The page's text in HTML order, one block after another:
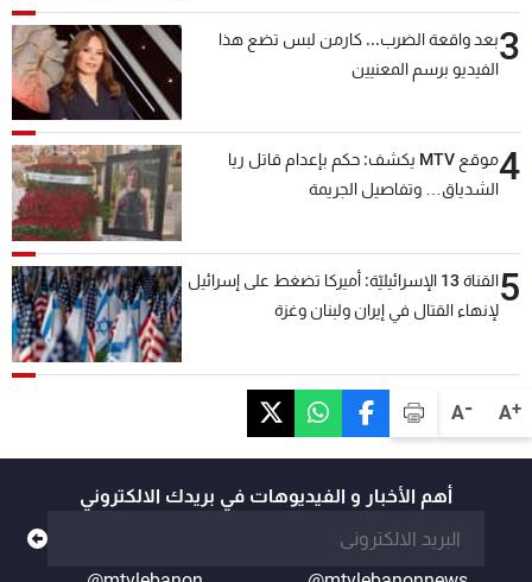
A+
A-
3بعد واقعة الضرب... كارمن لبس تضع هذا
الفيديو برسم المعنيين
4
موقع MTV يكشف: حكم بإعدام قاتل ريا
الشدياق… وتفاصيل الجريمة
5
القناة 13 الإسرائيليّة: أميركا تضغط على إسرائيل
لإنهاء القتال في إيران ولبنان وغزة
أهم الأخبار و الفيديوهات في بريدك الالكتروني